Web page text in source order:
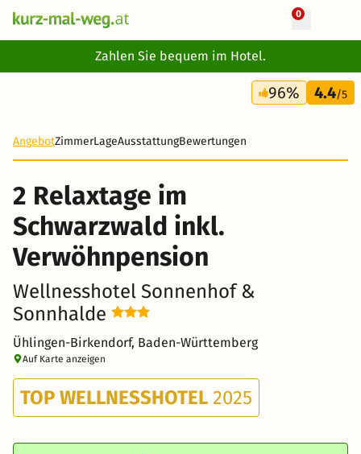
0
Zahlen Sie bequem im Hotel.
2 Tage
191 €
96% 4.4/5
AngebotZimmerLageAusstattungBewertungen
2 Relaxtage im
Schwarzwald inkl.
Verwöhnpension
Wellnesshotel Sonnenhof &
Sonnhalde
Ühlingen-Birkendorf, Baden-Württemberg
Auf Karte anzeigen
TOP WELLNESSHOTEL 2025